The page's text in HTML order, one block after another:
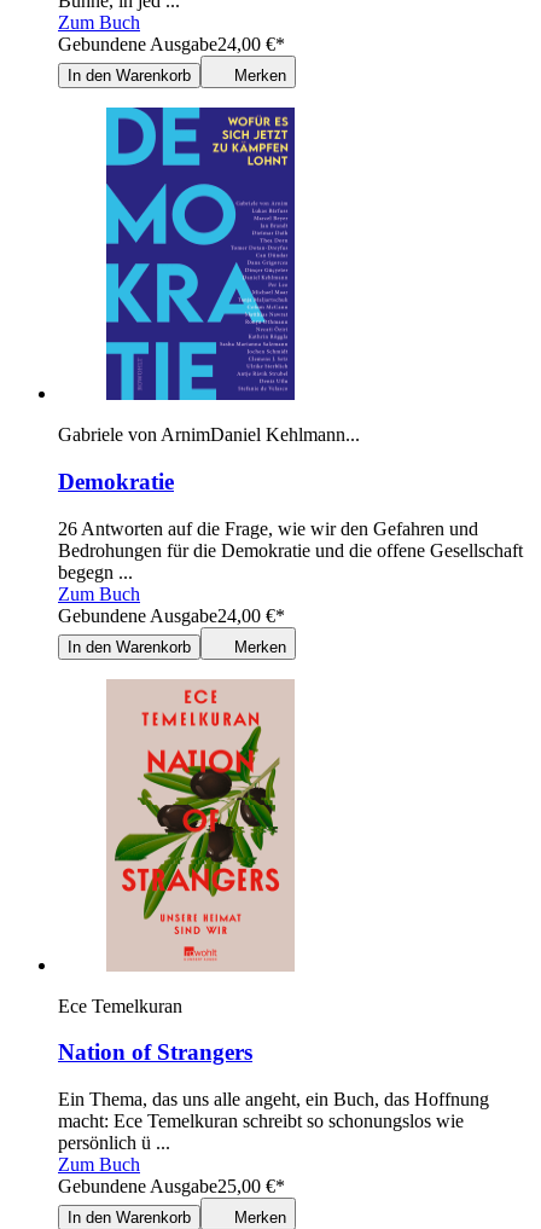
Zum Buch
Gebundene Ausgabe24,00 €*
In den Warenkorb Merken
Gabriele von ArnimDaniel Kehlmann...
Demokratie
26 Antworten auf die Frage, wie wir den Gefahren und
Bedrohungen für die Demokratie und die offene Gesellschaft
begegn ...
Zum Buch
Gebundene Ausgabe24,00 €*
In den Warenkorb Merken
Ece Temelkuran
Nation of Strangers
Ein Thema, das uns alle angeht, ein Buch, das Hoffnung
macht: Ece Temelkuran schreibt so schonungslos wie
persönlich ü ...
Zum Buch
Gebundene Ausgabe25,00 €*
In den Warenkorb Merken